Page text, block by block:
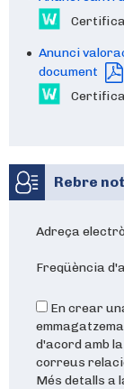
Anunci
document
Rebre
Adreça
Freqüència
En crear
d'acord amb
correus
Més detalls a